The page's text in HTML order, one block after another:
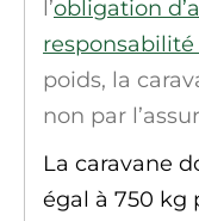
l’obligation
responsabilité
poids, la
non par
La caravane
égal à 750 kg